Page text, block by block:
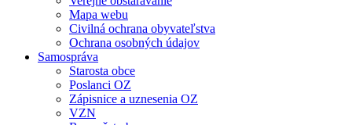
Mapa webu
Civilná ochrana obyvateľstva
Ochrana osobných údajov
Samospráva
Starosta obce
Poslanci OZ
Zápisnice a uznesenia OZ
VZN